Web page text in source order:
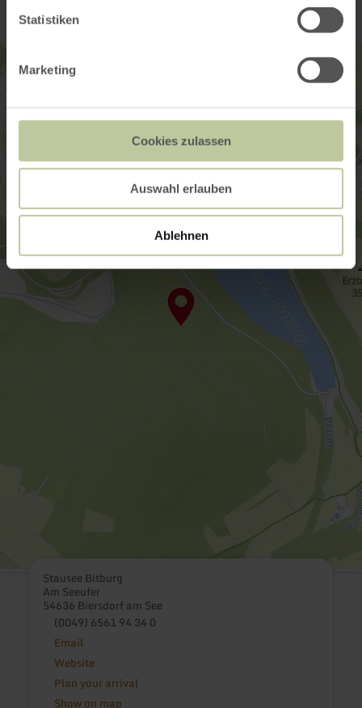
Statistiken
Marketing
Cookies zulassen
Auswahl erlauben
Ablehnen
Stausee Bitburg
Am Seeufer
54636 Biersdorf am See
(0049) 6561 94 34 0
Email
Website
Plan your arrival
Show on map